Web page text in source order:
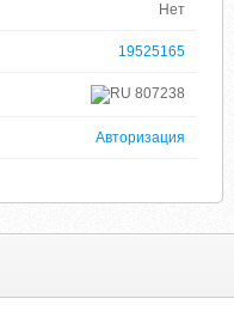
Нет
19525165
807238
Авторизация